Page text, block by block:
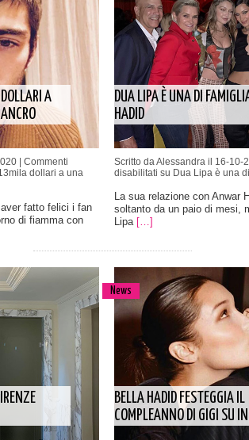
A
| Commenti
dollari a una
aver fatto felici i fan
di fiamma con
DUA LIPA È UNA DI
HADID
Scritto da Alessandra il 16-10-
disabilitati su Dua Lipa è una
La sua relazione con Anwar
soltanto da un paio di mesi,
Lipa […]
News
BELLA HADID FESTEGGIA IL
COMPLEANNO DI GIGI SU